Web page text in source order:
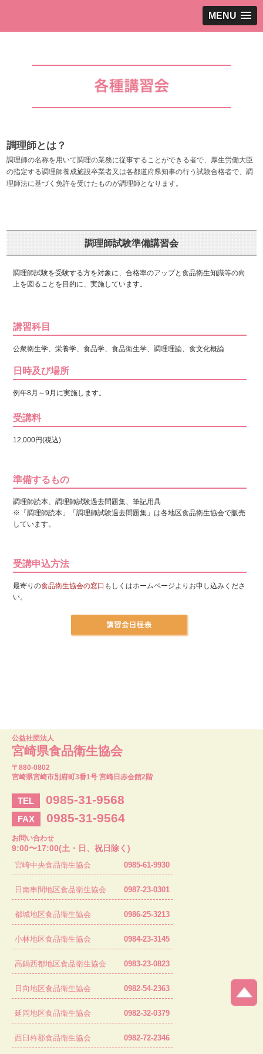
MENU
調理師とは？
調理師の名称を用いて調理の業務に従事することができる者で、厚生労働大臣
の指定する調理師養成施設卒業者又は各都道府県知事の行う試験合格者で、調
理師法に基づく免許を受けたものが調理師となります。
調理師試験準備講習会
調理師試験を受験する方を対象に、合格率のアップと食品衛生知識等の向
上を図ることを目的に、実施しています。
講習科目
公衆衛生学、栄養学、食品学、食品衛生学、調理理論、食文化概論
日時及び場所
例年8月～9月に実施します。
受講料
12,000円(税込)
準備するもの
調理師読本、調理師試験過去問題集、筆記用具
※「調理師読本」「調理師試験過去問題集」は各地区食品衛生協会で販売
しています。
受講申込方法
最寄りの食品衛生協会の窓口 もしくはホームページよりお申し込みくださ
い。
公益社団法人
宮崎県食品衛生協会
〒880-0802
宮崎県宮崎市別府町3番1号 宮崎日赤会館2階
TEL 0985-31-9568
FAX 0985-31-9564
お問い合わせ
9:00〜17:00(土・日、祝日除く)
宮崎中央食品衛生協会 0985-61-9930
日南串間地区食品衛生協会 0987-23-0301
都城地区食品衛生協会 0986-25-3213
小林地区食品衛生協会 0984-23-3145
高鍋西都地区食品衛生協会 0983-23-0823
日向地区食品衛生協会 0982-54-2363
延岡地区食品衛生協会 0982-32-0379
西臼杵郡食品衛生協会 0982-72-2346